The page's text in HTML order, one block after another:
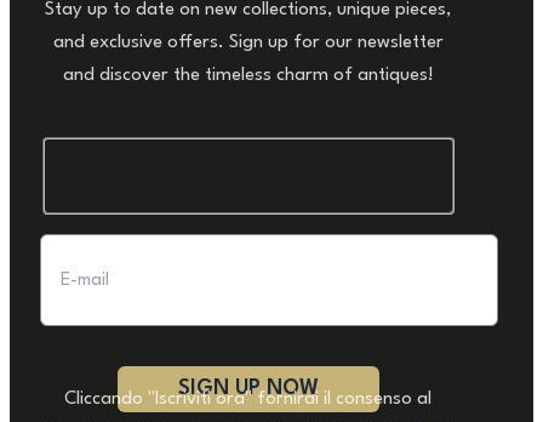
Stay up to date on new collections, unique pieces,
and exclusive offers. Sign up for our newsletter
and discover the timeless charm of antiques!
Cliccando "Iscriviti ora" fornirai il consenso al